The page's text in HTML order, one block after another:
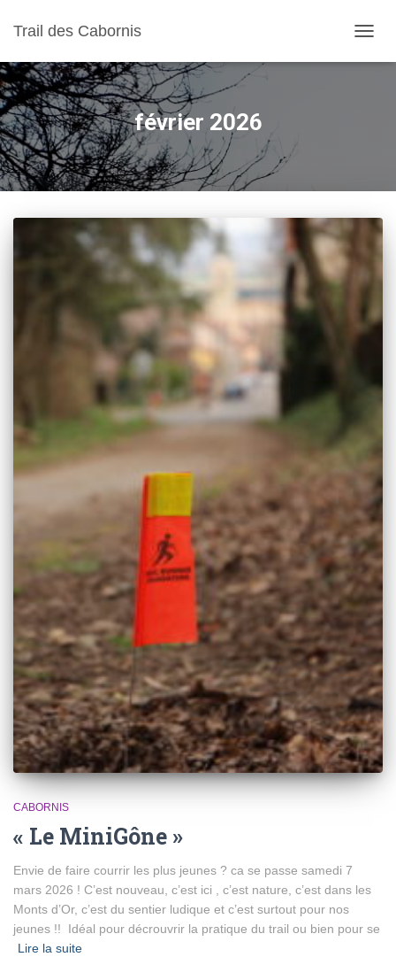
Trail des Cabornis
février 2026
CABORNIS
« Le MiniGône »
Envie de faire courrir les plus jeunes ? ca se passe samedi 7
mars 2026 ! C’est nouveau, c’est ici , c’est nature, c’est dans les
Monts d’Or, c’est du sentier ludique et c’est surtout pour nos
jeunes !! Idéal pour décrouvrir la pratique du trail ou bien pour se
Lire la suite